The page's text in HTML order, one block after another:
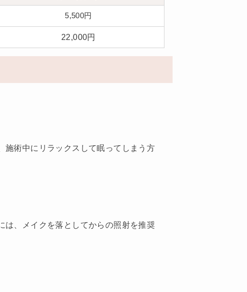
5,500円
22,000円
施術中にリラックスして眠ってしまう方
は、メイクを落としてからの照射を推奨